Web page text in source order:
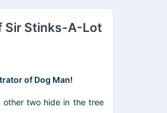
Sir Stinks-A-Lot
of Dog Man!
other two hide in the tree